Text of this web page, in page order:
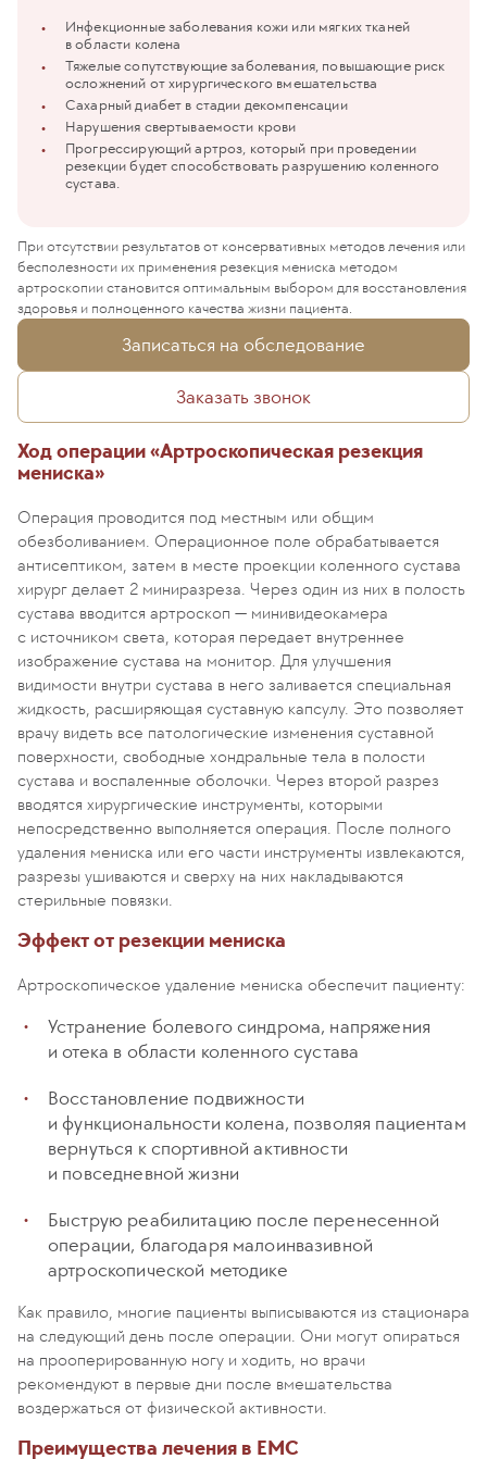
Инфекционные заболевания кожи или мягких тканей
в области колена
Тяжелые сопутствующие заболевания, повышающие риск
осложнений от хирургического вмешательства
Сахарный диабет в стадии декомпенсации
Нарушения свертываемости крови
Прогрессирующий артроз, который при проведении
резекции будет способствовать разрушению коленного
сустава.
При отсутствии результатов от консервативных методов лечения или
бесполезности их применения резекция мениска методом
артроскопии становится оптимальным выбором для восстановления
здоровья и полноценного качества жизни пациента.
Записаться на обследование
Заказать звонок
Ход операции «Артроскопическая резекция
мениска»
Операция проводится под местным или общим
обезболиванием. Операционное поле обрабатывается
антисептиком, затем в месте проекции коленного сустава
хирург делает 2 миниразреза. Через один из них в полость
сустава вводится артроскоп — минивидеокамера
с источником света, которая передает внутреннее
изображение сустава на монитор. Для улучшения
видимости внутри сустава в него заливается специальная
жидкость, расширяющая суставную капсулу. Это позволяет
врачу видеть все патологические изменения суставной
поверхности, свободные хондральные тела в полости
сустава и воспаленные оболочки. Через второй разрез
вводятся хирургические инструменты, которыми
непосредственно выполняется операция. После полного
удаления мениска или его части инструменты извлекаются,
разрезы ушиваются и сверху на них накладываются
стерильные повязки.
Эффект от резекции мениска
Артроскопическое удаление мениска обеспечит пациенту:
Устранение болевого синдрома, напряжения
и отека в области коленного сустава
Восстановление подвижности
и функциональности колена, позволяя пациентам
вернуться к спортивной активности
и повседневной жизни
Быструю реабилитацию после перенесенной
операции, благодаря малоинвазивной
артроскопической методике
Как правило, многие пациенты выписываются из стационара
на следующий день после операции. Они могут опираться
на прооперированную ногу и ходить, но врачи
рекомендуют в первые дни после вмешательства
воздержаться от физической активности.
Преимущества лечения в ЕМС